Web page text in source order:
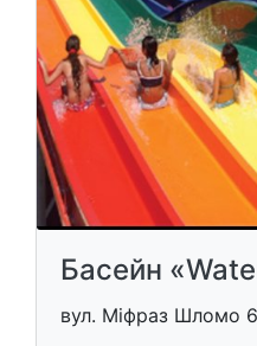
Басейн
вул. Міфраз Шломо